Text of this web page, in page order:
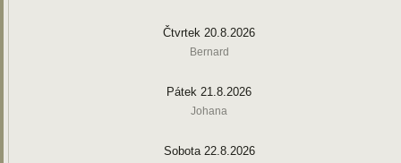
Čtvrtek 20.8.2026
Bernard
Pátek 21.8.2026
Johana
Sobota 22.8.2026